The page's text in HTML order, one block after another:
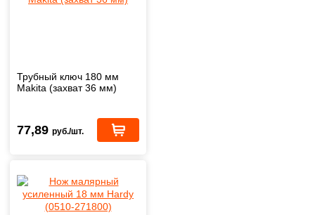
Трубный ключ 180 мм
Makita (захват 36 мм)
77,89 руб./шт.